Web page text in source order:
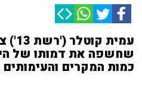
עמית
שחשפה את דמותו של
כמות המקרים